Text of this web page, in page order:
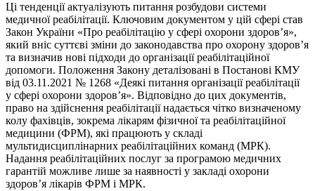
Ці тенденції актуалізують питання розбудови системи
медичної реабілітації. Ключовим документом у цій сфері став
Закон України «Про реабілітацію у сфері охорони здоров’я»,
який вніс суттєві зміни до законодавства про охорону здоров’я
та визначив нові підходи до організації реабілітаційної
допомоги. Положення Закону деталізовані в Постанові КМУ
від 03.11.2021 № 1268 «Деякі питання організації реабілітації
у сфері охорони здоров’я». Відповідно до цих документів,
право на здійснення реабілітації надається чітко визначеному
колу фахівців, зокрема лікарям фізичної та реабілітаційної
медицини (ФРМ), які працюють у складі
мультидисциплінарних реабілітаційних команд (МРК).
Надання реабілітаційних послуг за програмою медичних
гарантій можливе лише за наявності у закладі охорони
здоров’я лікарів ФРМ і МРК.